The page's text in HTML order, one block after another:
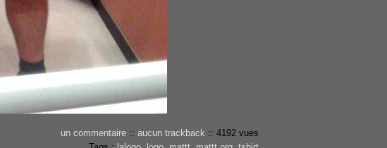
un commentaire :: aucun trackback :: 4192 vues